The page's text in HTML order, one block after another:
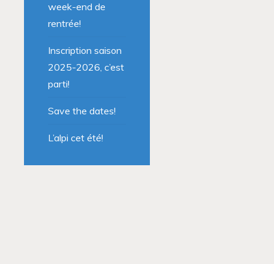
week-end de
rentrée!
Inscription saison
2025-2026, c’est
parti!
Save the dates!
L’alpi cet été!